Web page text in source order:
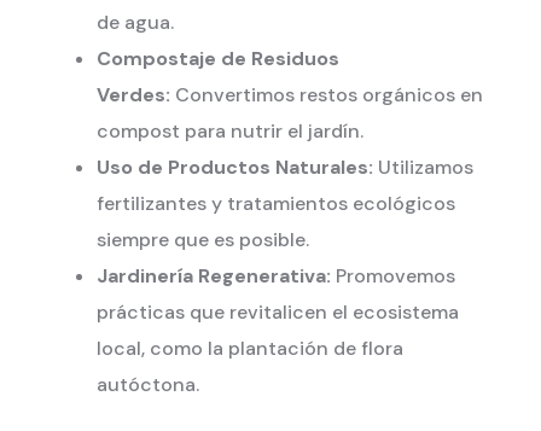
de agua.
Compostaje de Residuos
Verdes: Convertimos restos orgánicos en
compost para nutrir el jardín.
Uso de Productos Naturales: Utilizamos
fertilizantes y tratamientos ecológicos
siempre que es posible.
Jardinería Regenerativa: Promovemos
prácticas que revitalicen el ecosistema
local, como la plantación de flora
autóctona.